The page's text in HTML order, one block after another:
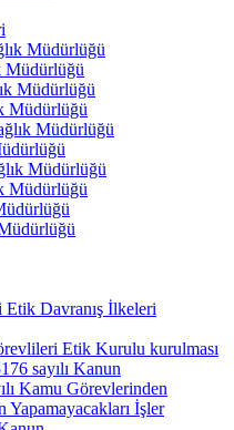
Müdürlüğü
Müdürlüğü
Müdürlüğü
Müdürlüğü
Müdürlüğü
Müdürlüğü
Müdürlüğü
Davranış İlkeleri
Etik Kurulu kurulması
sayılı Kanun
Kamu Görevlerinden
Yapamayacakları İşler